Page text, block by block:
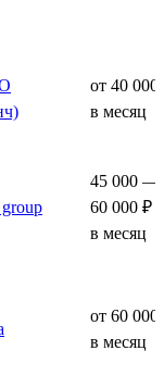
от 40 000
в месяц
45 000 —
60 000 ₽
в месяц
от 60 000
в месяц